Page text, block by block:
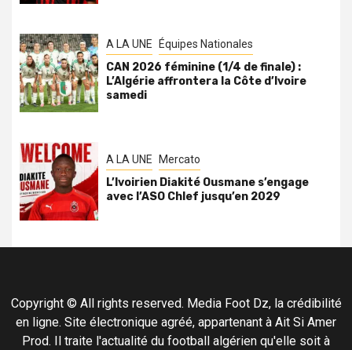
A LA UNE Équipes Nationales
CAN 2026 féminine (1/4 de finale) :
L’Algérie affrontera la Côte d’Ivoire
samedi
A LA UNE Mercato
L’Ivoirien Diakité Ousmane s’engage
avec l’ASO Chlef jusqu’en 2029
Copyright © All rights reserved. Media Foot Dz, la crédibilité
en ligne. Site électronique agréé, appartenant à Ait Si Amer
Prod. Il traite l'actualité du football algérien qu'elle soit à